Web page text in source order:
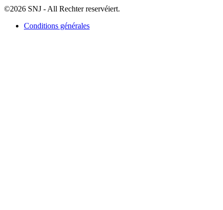
©2026 SNJ - All Rechter reservéiert.
Conditions générales